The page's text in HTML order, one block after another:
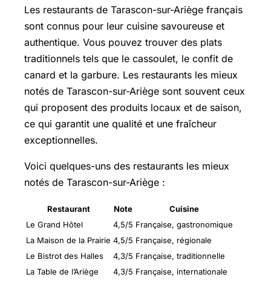
Les restaurants de Tarascon-sur-Ariège français
sont connus pour leur cuisine savoureuse et
authentique. Vous pouvez trouver des plats
traditionnels tels que le cassoulet, le confit de
canard et la garbure. Les restaurants les mieux
notés de Tarascon-sur-Ariège sont souvent ceux
qui proposent des produits locaux et de saison,
ce qui garantit une qualité et une fraîcheur
exceptionnelles.
Voici quelques-uns des restaurants les mieux
notés de Tarascon-sur-Ariège :
Restaurant Note
Cuisine
Le Grand Hôtel
4,5/5 Française, gastronomique
La Maison de la Prairie 4,5/5 Française, régionale
Le Bistrot des Halles
4,3/5 Française, traditionnelle
La Table de l’Ariège
4,3/5 Française, internationale